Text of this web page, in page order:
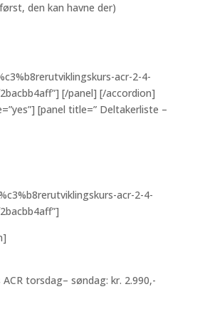
den kan havne der)
acr-2-4-
[/panel] [/accordion]
[panel title=” Deltakerliste –
acr-2-4-
torsdag– søndag: kr. 2.990,-